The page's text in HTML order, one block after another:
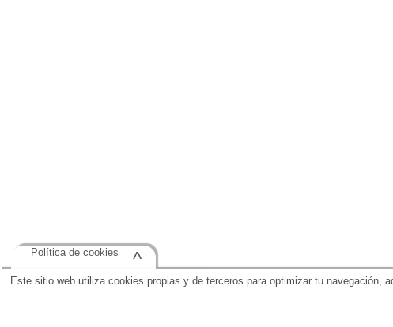
Este sitio web utiliza cookies propias y de terceros para optimizar tu
Política de cookies ^